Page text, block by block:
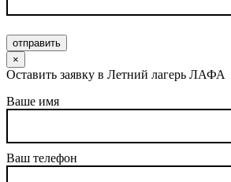
отправить
×
Оставить заявку в Летний лагерь ЛАФА
Ваше имя
Ваш телефон